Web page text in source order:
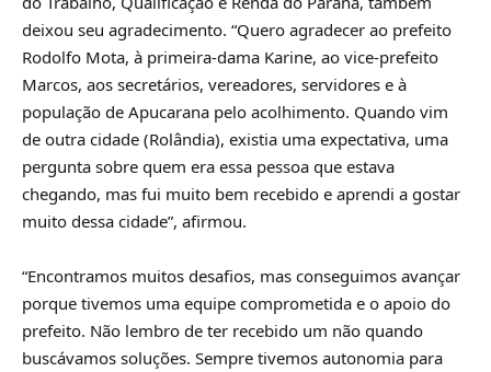
deixou seu agradecimento. “Quero agradecer ao prefeito
Rodolfo Mota, à primeira-dama Karine, ao vice-prefeito
Marcos, aos secretários, vereadores, servidores e à
população de Apucarana pelo acolhimento. Quando vim
de outra cidade (Rolândia), existia uma expectativa, uma
pergunta sobre quem era essa pessoa que estava
chegando, mas fui muito bem recebido e aprendi a gostar
muito dessa cidade”, afirmou.
“Encontramos muitos desafios, mas conseguimos avançar
porque tivemos uma equipe comprometida e o apoio do
prefeito. Não lembro de ter recebido um não quando
buscávamos soluções. Sempre tivemos autonomia para